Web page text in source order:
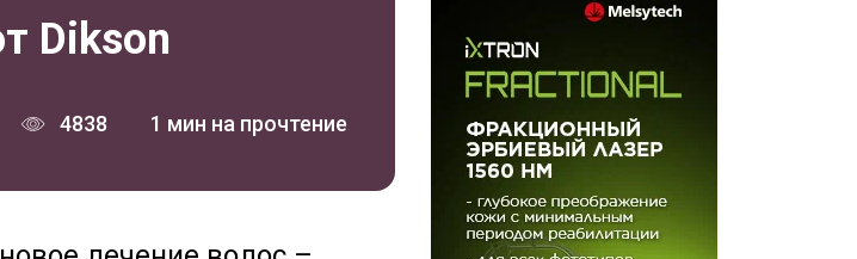
Dikson
4838 1 мин на прочтение